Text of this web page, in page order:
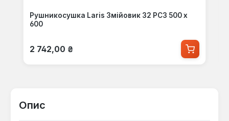
Рушникосушка Laris Змійовик 32 РС3 500 х
600
Звичайна ціна:
2 742,00 ₴
Опис